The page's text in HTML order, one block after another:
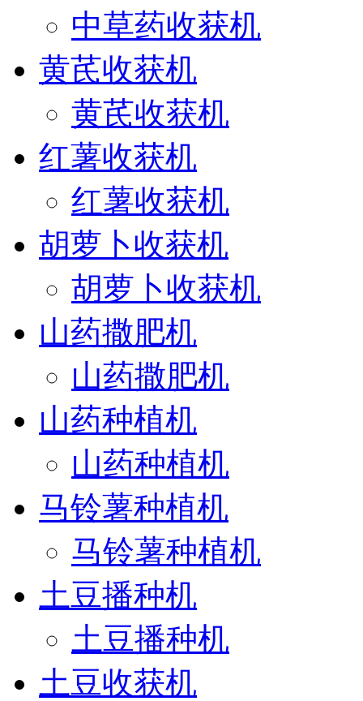
中草药收获机
黄芪收获机
黄芪收获机
红薯收获机
红薯收获机
胡萝卜收获机
胡萝卜收获机
山药撒肥机
山药撒肥机
山药种植机
山药种植机
马铃薯种植机
马铃薯种植机
土豆播种机
土豆播种机
土豆收获机